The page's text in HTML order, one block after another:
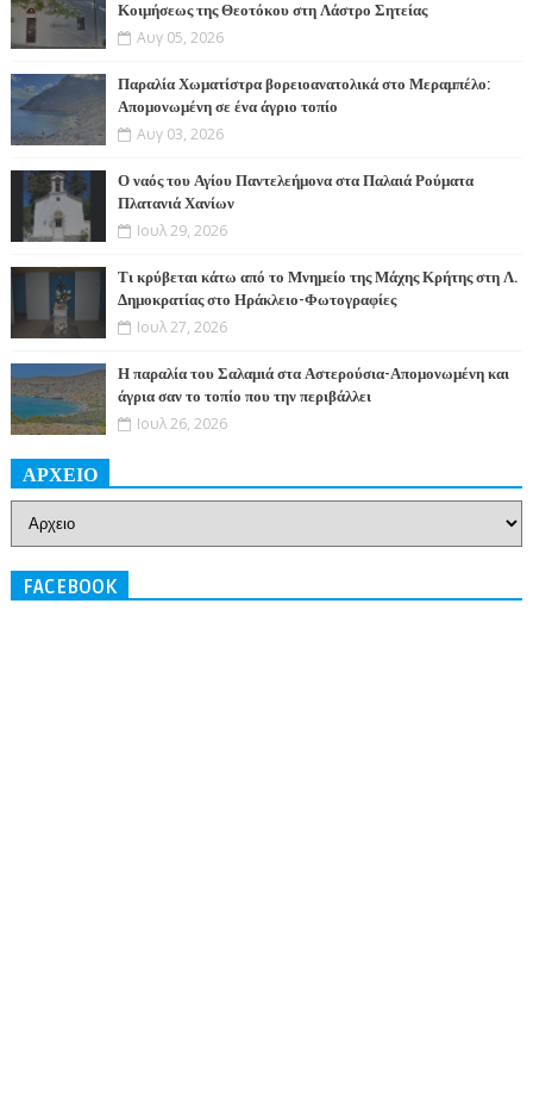
Κοιμήσεως της Θεοτόκου στη Λάστρο Σητείας
Αυγ 05, 2026
Παραλία Χωματίστρα βορειοανατολικά στο Μεραμπέλο:
Απομονωμένη σε ένα άγριο τοπίο
Αυγ 03, 2026
Ο ναός του Αγίου Παντελεήμονα στα Παλαιά Ρούματα
Πλατανιά Χανίων
Ιουλ 29, 2026
Τι κρύβεται κάτω από το Μνημείο της Μάχης Κρήτης στη Λ.
Δημοκρατίας στο Ηράκλειο-Φωτογραφίες
Ιουλ 27, 2026
Η παραλία του Σαλαμιά στα Αστερούσια-Απομονωμένη και
άγρια σαν το τοπίο που την περιβάλλει
Ιουλ 26, 2026
ΑΡΧΕΙΟ
FACEBOOK